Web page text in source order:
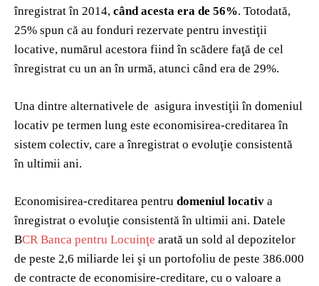
înregistrat în 2014, când acesta era de 56%. Totodată,
25% spun că au fonduri rezervate pentru investiţii
locative, numărul acestora fiind în scădere faţă de cel
înregistrat cu un an în urmă, atunci când era de 29%.
Una dintre alternativele de asigura investiţii în domeniul
locativ pe termen lung este economisirea-creditarea în
sistem colectiv, care a înregistrat o evoluţie consistentă
în ultimii ani.
Economisirea-creditarea pentru domeniul locativ a
înregistrat o evoluţie consistentă în ultimii ani. Datele
BCR Banca pentru Locuinţe arată un sold al depozitelor
de peste 2,6 miliarde lei şi un portofoliu de peste 386.000
de contracte de economisire-creditare, cu o valoare a